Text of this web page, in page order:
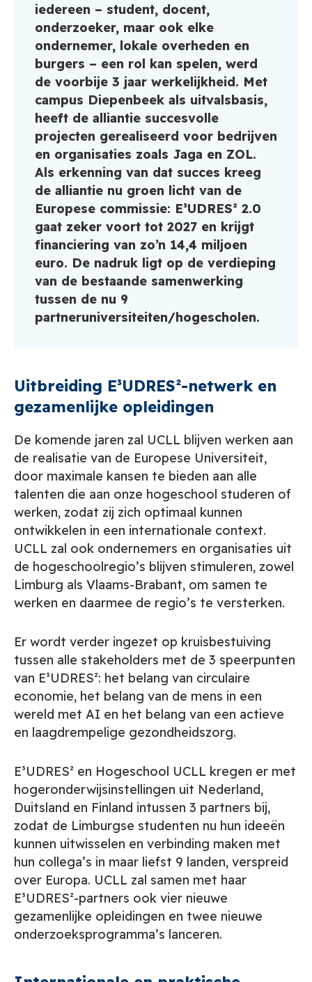
iedereen – student, docent,
onderzoeker, maar ook elke
ondernemer, lokale overheden en
burgers – een rol kan spelen, werd
de voorbije 3 jaar werkelijkheid. Met
campus Diepenbeek als uitvalsbasis,
heeft de alliantie succesvolle
projecten gerealiseerd voor bedrijven
en organisaties zoals Jaga en ZOL.
Als erkenning van dat succes kreeg
de alliantie nu groen licht van de
Europese commissie: E³UDRES² 2.0
gaat zeker voort tot 2027 en krijgt
financiering van zo’n 14,4 miljoen
euro. De nadruk ligt op de verdieping
van de bestaande samenwerking
tussen de nu 9
partneruniversiteiten/hogescholen.
Uitbreiding E³UDRES²-netwerk en
gezamenlijke opleidingen
De komende jaren zal UCLL blijven werken aan
de realisatie van de Europese Universiteit,
door maximale kansen te bieden aan alle
talenten die aan onze hogeschool studeren of
werken, zodat zij zich optimaal kunnen
ontwikkelen in een internationale context.
UCLL zal ook ondernemers en organisaties uit
de hogeschoolregio’s blijven stimuleren, zowel
Limburg als Vlaams-Brabant, om samen te
werken en daarmee de regio’s te versterken.
Er wordt verder ingezet op kruisbestuiving
tussen alle stakeholders met de 3 speerpunten
van E³UDRES²: het belang van circulaire
economie, het belang van de mens in een
wereld met AI en het belang van een actieve
en laagdrempelige gezondheidszorg.
E³UDRES² en Hogeschool UCLL kregen er met
hogeronderwijsinstellingen uit Nederland,
Duitsland en Finland intussen 3 partners bij,
zodat de Limburgse studenten nu hun ideeën
kunnen uitwisselen en verbinding maken met
hun collega’s in maar liefst 9 landen, verspreid
over Europa. UCLL zal samen met haar
E³UDRES²-partners ook vier nieuwe
gezamenlijke opleidingen en twee nieuwe
onderzoeksprogramma’s lanceren.